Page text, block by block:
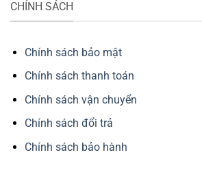
CHÍNH SÁCH
Chính sách bảo mật
Chính sách thanh toán
Chính sách vận chuyển
Chính sách đổi trả
Chính sách bảo hành